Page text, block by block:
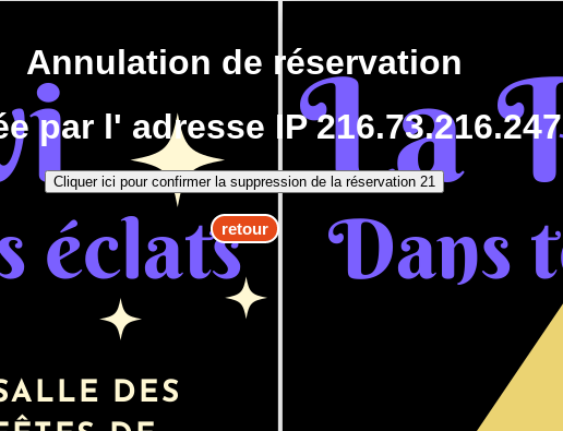
Annulation de réservation
par l' adresse IP 216.73.216.247
retour